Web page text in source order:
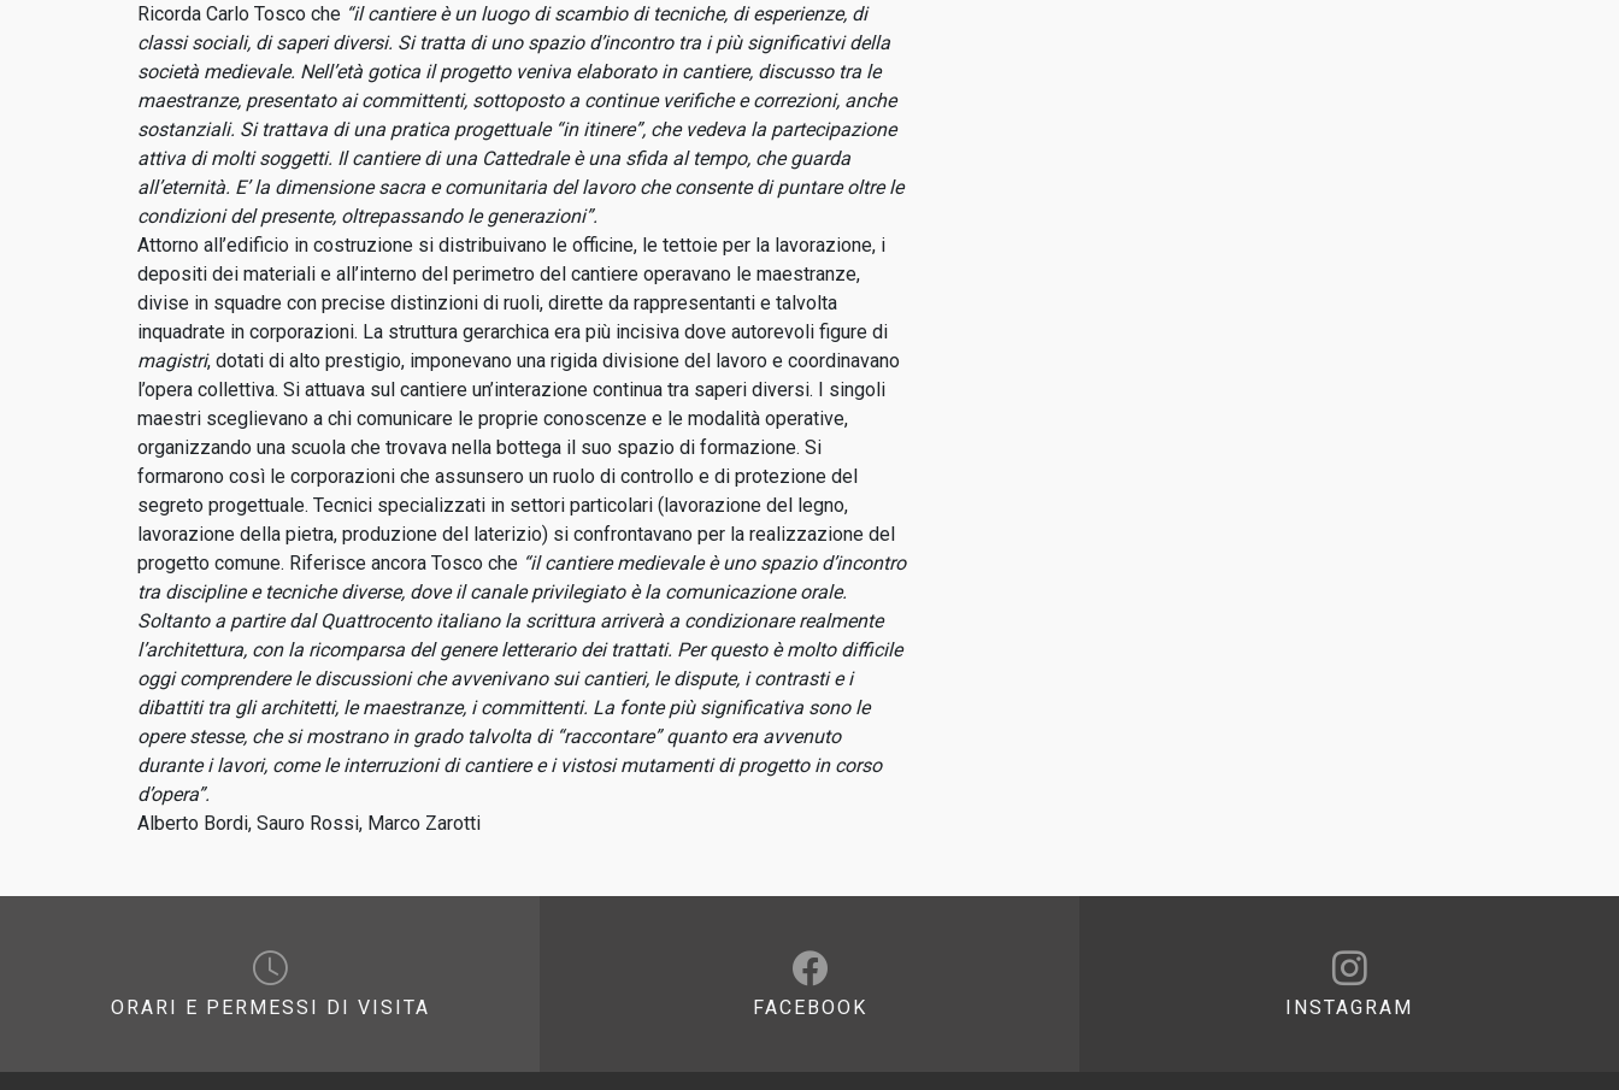
Ricorda Carlo Tosco che “il cantiere è un luogo di scambio di tecniche, di esperienze, di
classi sociali, di saperi diversi. Si tratta di uno spazio d’incontro tra i più significativi della
società medievale. Nell’età gotica il progetto veniva elaborato in cantiere, discusso tra le
maestranze, presentato ai committenti, sottoposto a continue verifiche e correzioni, anche
sostanziali. Si trattava di una pratica progettuale “in itinere”, che vedeva la partecipazione
attiva di molti soggetti. Il cantiere di una Cattedrale è una sfida al tempo, che guarda
all’eternità. E’ la dimensione sacra e comunitaria del lavoro che consente di puntare oltre le
condizioni del presente, oltrepassando le generazioni”.
Attorno all’edificio in costruzione si distribuivano le officine, le tettoie per la lavorazione, i
depositi dei materiali e all’interno del perimetro del cantiere operavano le maestranze,
divise in squadre con precise distinzioni di ruoli, dirette da rappresentanti e talvolta
inquadrate in corporazioni. La struttura gerarchica era più incisiva dove autorevoli figure di
magistri, dotati di alto prestigio, imponevano una rigida divisione del lavoro e coordinavano
l’opera collettiva. Si attuava sul cantiere un’interazione continua tra saperi diversi. I singoli
maestri sceglievano a chi comunicare le proprie conoscenze e le modalità operative,
organizzando una scuola che trovava nella bottega il suo spazio di formazione. Si
formarono così le corporazioni che assunsero un ruolo di controllo e di protezione del
segreto progettuale. Tecnici specializzati in settori particolari (lavorazione del legno,
lavorazione della pietra, produzione del laterizio) si confrontavano per la realizzazione del
progetto comune. Riferisce ancora Tosco che “il cantiere medievale è uno spazio d’incontro
tra discipline e tecniche diverse, dove il canale privilegiato è la comunicazione orale.
Soltanto a partire dal Quattrocento italiano la scrittura arriverà a condizionare realmente
l’architettura, con la ricomparsa del genere letterario dei trattati. Per questo è molto difficile
oggi comprendere le discussioni che avvenivano sui cantieri, le dispute, i contrasti e i
dibattiti tra gli architetti, le maestranze, i committenti. La fonte più significativa sono le
opere stesse, che si mostrano in grado talvolta di “raccontare” quanto era avvenuto
durante i lavori, come le interruzioni di cantiere e i vistosi mutamenti di progetto in corso
d’opera”.
Alberto Bordi, Sauro Rossi, Marco Zarotti
ORARI E PERMESSI DI VISITA FACEBOOK INSTAGRAM